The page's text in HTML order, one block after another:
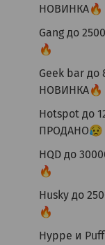
НОВИНКА🔥
Gang до
🔥
Geek bar до
НОВИНКА🔥
Hotspot до
ПРОДАНО😥
HQD до
🔥
Husky до
🔥
Hyppe и